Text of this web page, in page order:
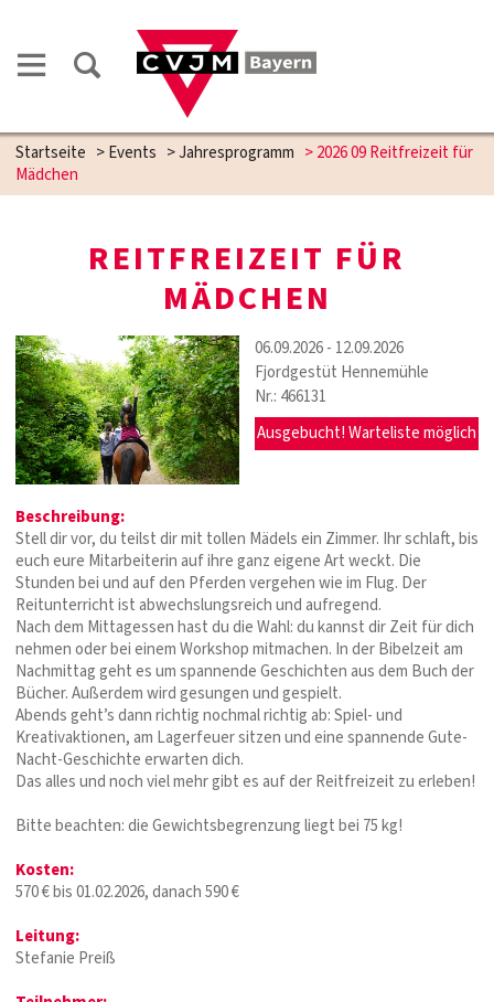
Startseite >Events >Jahresprogramm >2026 09 Reitfreizeit für
Mädchen
REITFREIZEIT FÜR
MÄDCHEN
06.09.2026 - 12.09.2026
Fjordgestüt Hennemühle
Nr.: 466131
Ausgebucht! Warteliste möglich
Beschreibung:
Stell dir vor, du teilst dir mit tollen Mädels ein Zimmer. Ihr schlaft, bis
euch eure Mitarbeiterin auf ihre ganz eigene Art weckt. Die
Stunden bei und auf den Pferden vergehen wie im Flug. Der
Reitunterricht ist abwechslungsreich und aufregend.
Nach dem Mittagessen hast du die Wahl: du kannst dir Zeit für dich
nehmen oder bei einem Workshop mitmachen. In der Bibelzeit am
Nachmittag geht es um spannende Geschichten aus dem Buch der
Bücher. Außerdem wird gesungen und gespielt.
Abends geht’s dann richtig nochmal richtig ab: Spiel- und
Kreativaktionen, am Lagerfeuer sitzen und eine spannende Gute-
Nacht-Geschichte erwarten dich.
Das alles und noch viel mehr gibt es auf der Reitfreizeit zu erleben!
Bitte beachten: die Gewichtsbegrenzung liegt bei 75 kg!
Kosten:
570 € bis 01.02.2026, danach 590 €
Leitung:
Stefanie Preiß